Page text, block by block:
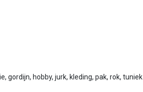
gordijn, hobby, jurk, kleding, pak, rok, tuniek